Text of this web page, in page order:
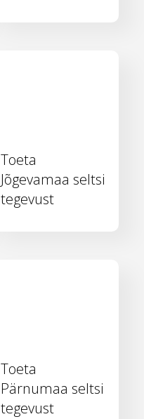
Toeta
Jõgevamaa seltsi
tegevust
Toeta
Pärnumaa seltsi
tegevust